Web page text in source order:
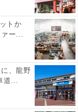
トか
ー...
、龍野
...